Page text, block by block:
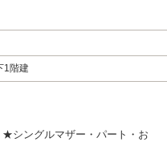
1階建
シングルマザー・パート・お